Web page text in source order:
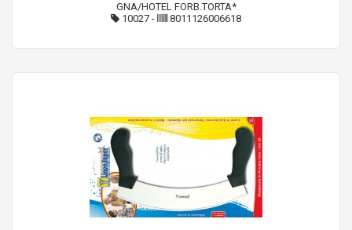
GNA/HOTEL FORB.TORTA*
10027 - 8011126006618